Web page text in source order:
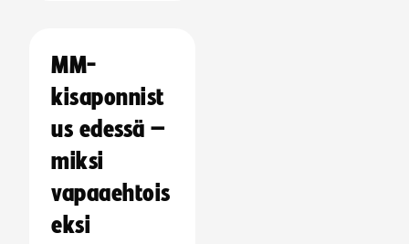
MM-
kisaponnist
us edessä –
miksi
vapaaehtois
eksi